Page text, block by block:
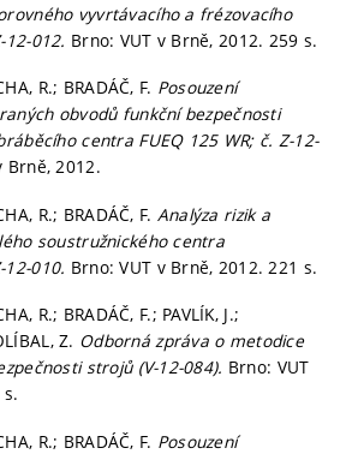
vyvrtávacího a frézovacího
012. Brno: VUT v Brně, 2012. 259 s.
R.; BRADÁČ, F. Posouzení
obvodů funkční bezpečnosti
centra FUEQ 125 WR; č. Z-12-
Brně, 2012.
R.; BRADÁČ, F. Analýza rizik a
soustružnického centra
12-010. Brno: VUT v Brně, 2012. 221 s.
R.; BRADÁČ, F.; PAVLÍK, J.;
Z. Odborná zpráva o metodice
strojů (V-12-084). Brno: VUT
R.; BRADÁČ, F. Posouzení